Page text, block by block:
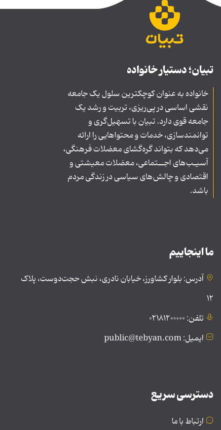
تبیان؛ دستیار خانواده
خانواده به عنوان کوچکترین سلول یک جامعه
نقشی اساسی در پی‌ریزی، تربیت و رشد یک
جامعه قوی دارد. تبیان با تسهیل‌گری و
توانمندسازی، خدمات و محتواهایی را ارائه
می‌دهد که بتواند گره‌گشای معضلات فرهنگی،
آسیـب‌های اجــتماعی، معضلات معیشتی و
اقتصادی و چالش‌های سیاسی در زندگی مردم
باشد.
ما اینجاییم
آدرس: بلوار کشاورز، خیابان نادری، نبش حجت‌دوست، پلاک
۱۲
تلفن: ۰۲۱۸۱۲۰۰۰۰۰
ایمیل: public@tebyan.com
دسترسی سریع
ارتباط با ما